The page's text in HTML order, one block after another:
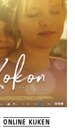
ONLINE KIJKEN